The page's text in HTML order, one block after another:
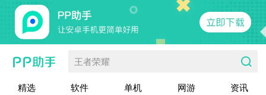
王者荣耀
精选 软件 单机 网游 资讯